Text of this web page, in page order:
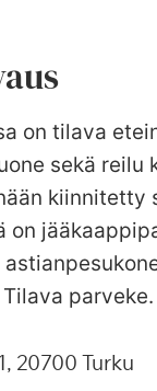
on tilava
sekä reilu
kiinnitetty
on
parveke.
20700 Turku